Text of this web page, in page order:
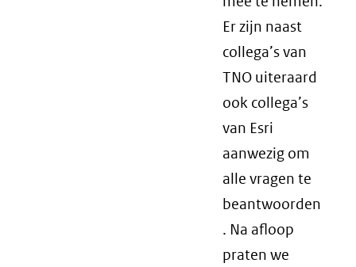
andere
website)
naar
een
andere
website)
Er zijn naast
collega’s van
TNO uiteraard
ook collega’s
van Esri
aanwezig om
alle vragen te
beantwoorden
. Na afloop
praten we